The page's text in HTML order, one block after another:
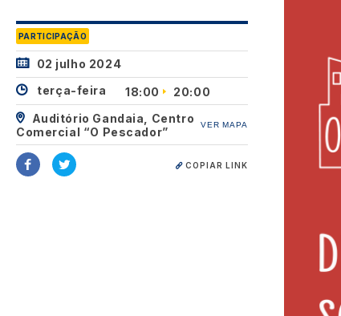
PARTICIPAÇÃO
02 julho 2024
terça-feira
18:00
20:00
Auditório Gandaia, Centro
Comercial “O Pescador”
VER MAPA
COPIAR LINK